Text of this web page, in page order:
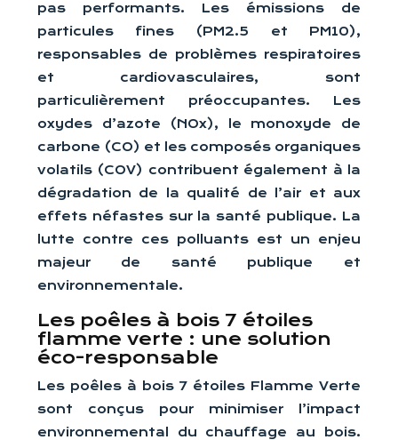
pas performants. Les émissions de
particules fines (PM2.5 et PM10),
responsables de problèmes respiratoires
et cardiovasculaires, sont
particulièrement préoccupantes. Les
oxydes d’azote (NOx), le monoxyde de
carbone (CO) et les composés organiques
volatils (COV) contribuent également à la
dégradation de la qualité de l’air et aux
effets néfastes sur la santé publique. La
lutte contre ces polluants est un enjeu
majeur de santé publique et
environnementale.
Les poêles à bois 7 étoiles
flamme verte : une solution
éco-responsable
Les poêles à bois 7 étoiles Flamme Verte
sont conçus pour minimiser l’impact
environnemental du chauffage au bois.